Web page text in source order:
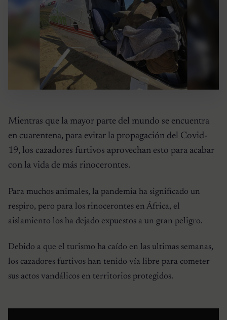
Mientras que la mayor parte del mundo se encuentra
en cuarentena, para evitar la propagación del Covid-
19, los cazadores furtivos aprovechan esto para acabar
con la vida de más rinocerontes.
Para muchos animales, la pandemia ha significado un
respiro, pero para los rinocerontes en África, el
aislamiento los ha dejado expuestos a un gran peligro.
Debido a que el turismo ha caído en las ultimas semanas,
los cazadores furtivos han tenido vía libre para cometer
sus actos vandálicos en territorios protegidos.